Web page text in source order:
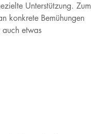
Unterstützung. Zum
konkrete Bemühungen
etwas